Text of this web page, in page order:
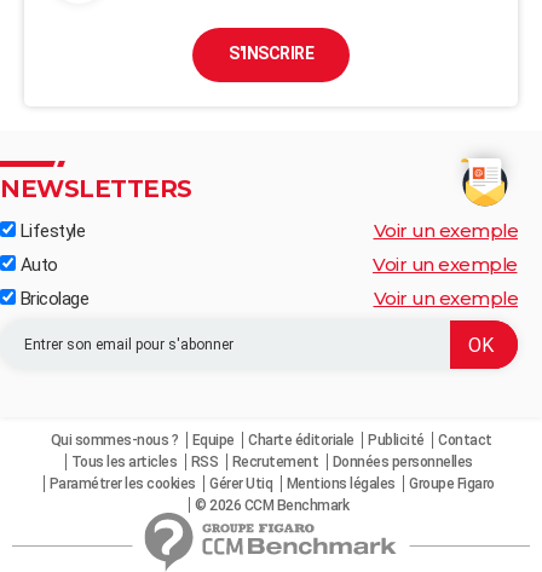
S'INSCRIRE
NEWSLETTERS
Lifestyle Voir un exemple
Auto Voir un exemple
Bricolage Voir un exemple
Qui sommes-nous ? Equipe Charte éditoriale Publicité
Contact
Tous les articles
RSS Recrutement
Données personnelles
Paramétrer les cookies
Gérer Utiq Mentions légales
Groupe Figaro
© 2026 CCM Benchmark